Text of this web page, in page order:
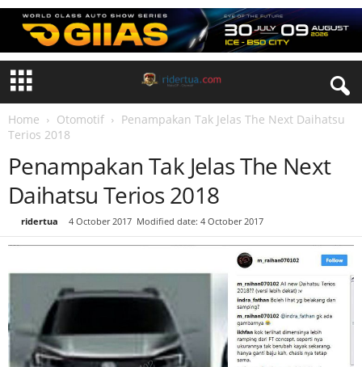
Home Otomotif
Penampakan Tak Jelas The Next Daihatsu
Terios 2018
Penampakan Tak Jelas The Next
Daihatsu Terios 2018
ridertua 4 October 2017 Modified date: 4 October 2017